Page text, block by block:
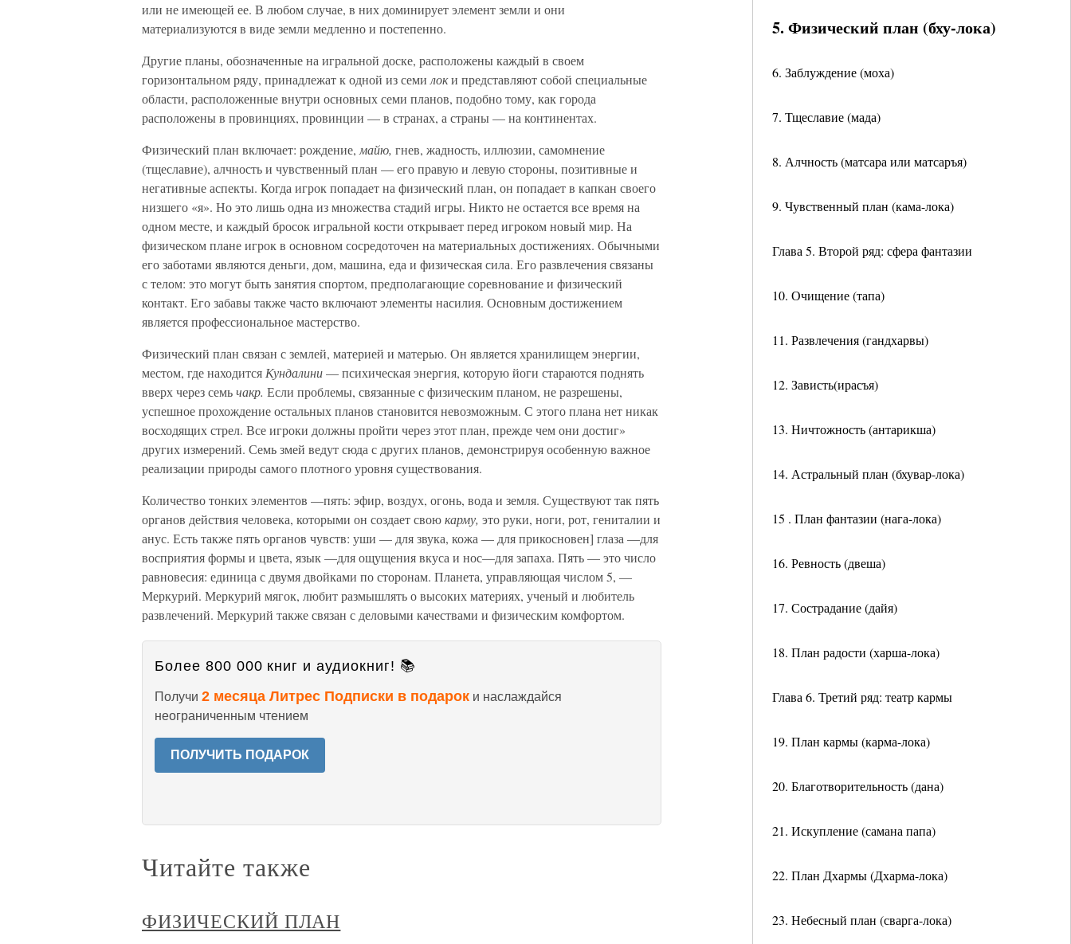
5. Физический план (бху-лока)
6. Заблуждение (моха)
7. Тщеславие (мада)
8. Алчность (матсара или матсаръя)
9. Чувственный план (кама-лока)
Глава 5. Второй ряд: сфера фантазии
10. Очищение (тапа)
11. Развлечения (гандхарвы)
12. Зависть(ирасъя)
13. Ничтожность (антарикша)
14. Астральный план (бхувар-лока)
15 . План фантазии (нага-лока)
16. Ревность (двеша)
17. Сострадание (дайя)
18. План радости (харша-лока)
Глава 6. Третий ряд: театр кармы
19. План кармы (карма-лока)
20. Благотворительность (дана)
21. Искупление (самана папа)
22. План Дхармы (Дхарма-лока)
23. Небесный план (сварга-лока)
или не имеющей ее. В любом случае, в них доминирует элемент земли и они
материализуются в виде земли медленно и постепенно.
Другие планы, обозначенные на игральной доске, расположены каждый в своем
горизонтальном ряду, принадлежат к одной из семи локи представляют собой специальные
области, расположенные внутри основных семи планов, подобно тому, как города
расположены в провинциях, провинции — в странах, а страны — на континентах.
Физический план включает: рождение, майю, гнев, жадность, иллюзии, самомнение
(тщеславие), алчность и чувственный план — его правую и левую стороны, позитивные и
негативные аспекты. Когда игрок попадает на физический план, он попадает в капкан своего
низшего «я». Но это лишь одна из множества стадий игры. Никто не остается все время на
одном месте, и каждый бросок игральной кости открывает перед игроком новый мир. На
физическом плане игрок в основном сосредоточен на материальных достижениях. Обычными
его заботами являются деньги, дом, машина, еда и физическая сила. Его развлечения связаны
с телом: это могут быть занятия спортом, предполагающие соревнование и физический
контакт. Его забавы также часто включают элементы насилия. Основным достижением
является профессиональное мастерство.
Физический план связан с землей, материей и матерью. Он является хранилищем энергии,
местом, где находится Кундалини— психическая энергия, которую йоги стараются поднять
вверх через семьчакр. Если проблемы, связанные с физическим планом, не разрешены,
успешное прохождение остальных планов становится невозможным. С этого плана нет никак
восходящих стрел. Все игроки должны пройти через этот план, прежде чем они достиг»
других измерений. Семь змей ведут сюда с других планов, демонстрируя особенную важное
реализации природы самого плотного уровня существования.
Количество тонких элементов —пять: эфир, воздух, огонь, вода и земля. Существуют так пять
органов действия человека, которыми он создает своюкарму, это руки, ноги, рот, гениталии и
анус. Есть также пять органов чувств: уши — для звука, кожа — для прикосновен] глаза —для
восприятия формы и цвета, язык —для ощущения вкуса и нос—для запаха. Пять — это число
равновесия: единица с двумя двойками по сторонам. Планета, управляющая числом 5, —
Меркурий. Меркурий мягок, любит размышлять о высоких материях, ученый и любитель
развлечений. Меркурий также связан с деловыми качествами и физическим комфортом.
Более 800 000 книг и аудиокниг! 📚
Получи 2 месяца Литрес Подписки в подарок и наслаждайся
неограниченным чтением
ПОЛУЧИТЬ ПОДАРОК
Читайте также
ФИЗИЧЕСКИЙ ПЛАН